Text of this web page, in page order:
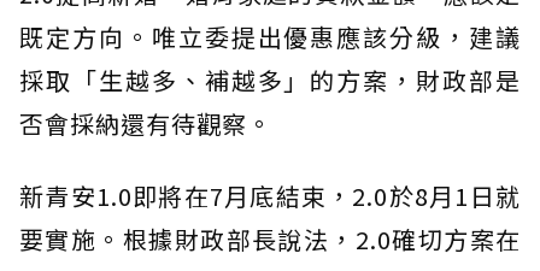
既定方向。唯立委提出優惠應該分級，建議
採取「生越多、補越多」的方案，財政部是
否會採納還有待觀察。
新青安1.0即將在7月底結束，2.0於8月1日就
要實施。根據財政部長說法，2.0確切方案在